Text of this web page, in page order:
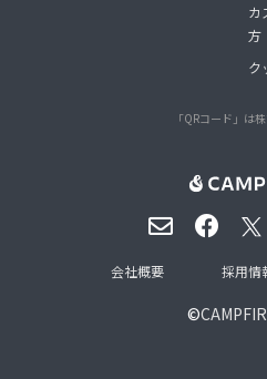
カ
方
ク
「QRコード」は
©
会社概要 採用情